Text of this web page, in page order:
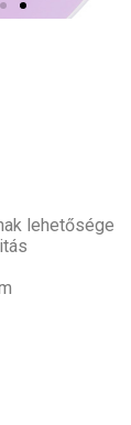
lehetősége